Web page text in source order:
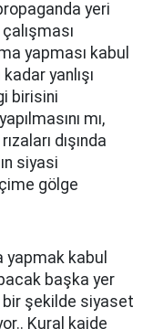
yeri
yapması kabul
yanlışı
birisini
mı,
dışında
siyasi
gölge
kabul
başka yer
bir şekilde siyaset
Kural kaide